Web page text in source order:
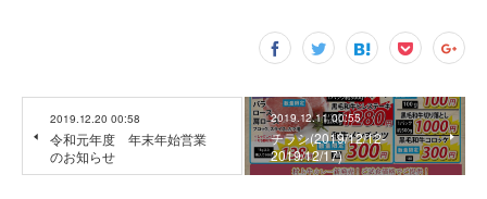
2019.12.20 00:58
令和元年度 年末年始営業
のお知らせ
2019.12.11 00:55
チラシ(2019/12/12‐
2019/12/17)